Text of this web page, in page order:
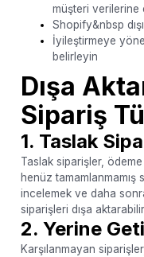
müşteri verilerine
Shopify&nbsp
İyileştirmeye
belirleyin
Dışa
Sipariş
1. Taslak
Taslak siparişler,
henüz tamamlanmamış
incelemek ve daha
siparişleri dışa
2. Yerine
Karşılanmayan